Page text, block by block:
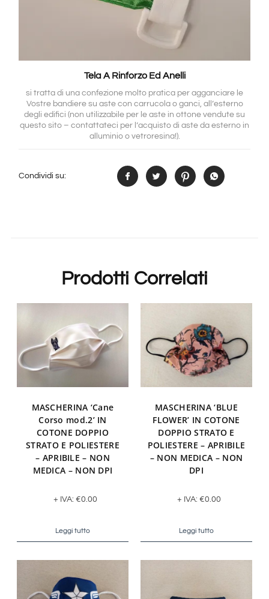
Tela A Rinforzo Ed Anelli
si tratta di una confezione molto pratica per agganciare le
Vostre bandiere su aste con carrucola o ganci, all’esterno
degli edifici (non utilizzabile per le aste in ottone vendute su
questo sito – contattateci per l’acquisto di aste da esterno in
alluminio o vetroresina!).
Condividi su:
Prodotti Correlati
MASCHERINA ‘Cane
Corso mod.2’ IN
COTONE DOPPIO
STRATO E POLIESTERE
– APRIBILE – NON
MEDICA – NON DPI
+ IVA: €0.00
Leggi tutto
MASCHERINA ‘BLUE
FLOWER’ IN COTONE
DOPPIO STRATO E
POLIESTERE – APRIBILE
– NON MEDICA – NON
DPI
+ IVA: €0.00
Leggi tutto